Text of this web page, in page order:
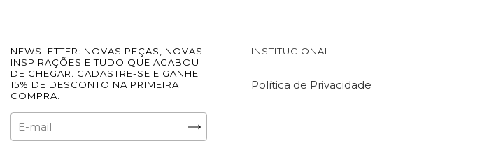
NEWSLETTER: NOVAS PEÇAS, NOVAS
INSPIRAÇÕES E TUDO QUE ACABOU
DE CHEGAR. CADASTRE-SE E GANHE
15% DE DESCONTO NA PRIMEIRA
COMPRA.
INSTITUCIONAL
Política de Privacidade